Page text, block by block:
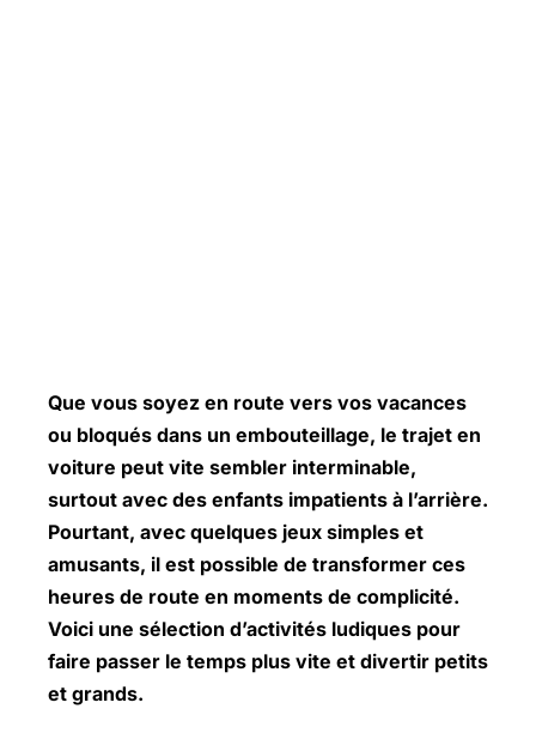
Que vous soyez en route vers vos vacances
ou bloqués dans un embouteillage, le trajet en
voiture peut vite sembler interminable,
surtout avec des enfants impatients à l’arrière.
Pourtant, avec quelques jeux simples et
amusants, il est possible de transformer ces
heures de route en moments de complicité.
Voici une sélection d’activités ludiques pour
faire passer le temps plus vite et divertir petits
et grands.